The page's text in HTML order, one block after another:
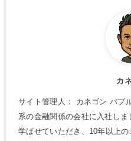
カ
サイト管理人： カネゴン バブ
系の金融関係の会社に入社し
学ばせていただき、10年以上